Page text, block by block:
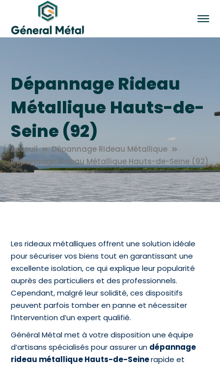
Dépannage Rideau
Métallique Hauts-de-
Seine (92)
Acceuil
Dépannage Rideau Métallique
Dépannage Rideau Métallique Hauts-de-Seine (92)
Les rideaux métalliques offrent une solution idéale
pour sécuriser vos biens tout en garantissant une
excellente isolation, ce qui explique leur popularité
auprès des particuliers et des professionnels.
Cependant, malgré leur solidité, ces dispositifs
peuvent parfois tomber en panne et nécessiter
l’intervention d’un expert qualifié.
Général Métal met à votre disposition une équipe
d’artisans spécialisés pour assurer un dépannage
rideau métallique Hauts-de-Seinerapide et